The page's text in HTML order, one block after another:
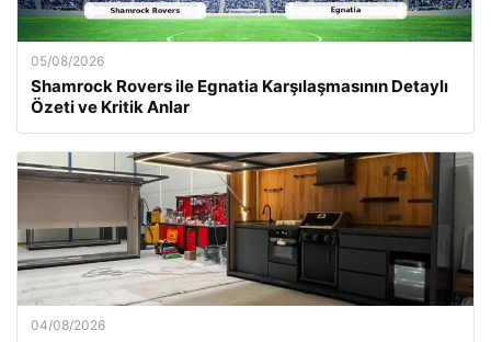
05/08/2026
Shamrock Rovers ile Egnatia Karşılaşmasının Detaylı
Özeti ve Kritik Anlar
04/08/2026